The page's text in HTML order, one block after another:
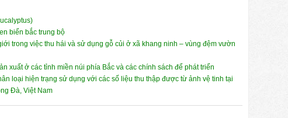
biển bắc trung bộ
trong việc thu hái và sử dụng gỗ củi ở xã khang ninh – vùng đệm vườn
xuất ở các tỉnh miền núi phía Bắc và các chính sách để phát triển
loại hiện trạng sử dụng với các số liệu thu thập được từ ảnh vệ tinh tại
Đà, Việt Nam